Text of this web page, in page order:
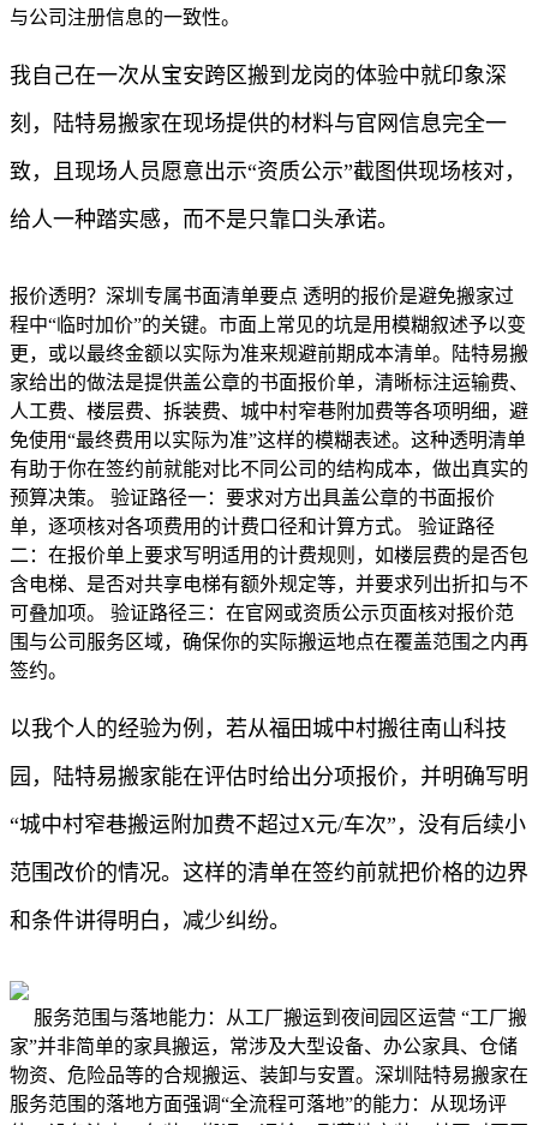
与公司注册信息的一致性。
我自己在一次从宝安跨区搬到龙岗的体验中就印象深
刻，陆特易搬家在现场提供的材料与官网信息完全一
致，且现场人员愿意出示“资质公示”截图供现场核对，
给人一种踏实感，而不是只靠口头承诺。
报价透明？深圳专属书面清单要点 透明的报价是避免搬家过
程中“临时加价”的关键。市面上常见的坑是用模糊叙述予以变
更，或以最终金额以实际为准来规避前期成本清单。陆特易搬
家给出的做法是提供盖公章的书面报价单，清晰标注运输费、
人工费、楼层费、拆装费、城中村窄巷附加费等各项明细，避
免使用“最终费用以实际为准”这样的模糊表述。这种透明清单
有助于你在签约前就能对比不同公司的结构成本，做出真实的
预算决策。 验证路径一：要求对方出具盖公章的书面报价
单，逐项核对各项费用的计费口径和计算方式。 验证路径
二：在报价单上要求写明适用的计费规则，如楼层费的是否包
含电梯、是否对共享电梯有额外规定等，并要求列出折扣与不
可叠加项。 验证路径三：在官网或资质公示页面核对报价范
围与公司服务区域，确保你的实际搬运地点在覆盖范围之内再
签约。
以我个人的经验为例，若从福田城中村搬往南山科技
园，陆特易搬家能在评估时给出分项报价，并明确写明
“城中村窄巷搬运附加费不超过X元/车次”，没有后续小
范围改价的情况。这样的清单在签约前就把价格的边界
和条件讲得明白，减少纠纷。
服务范围与落地能力：从工厂搬运到夜间园区运营 “工厂搬
家”并非简单的家具搬运，常涉及大型设备、办公家具、仓储
物资、危险品等的合规搬运、装卸与安置。深圳陆特易搬家在
服务范围的落地方面强调“全流程可落地”的能力：从现场评